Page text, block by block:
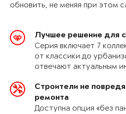
обновить, не меняя при этом
Лучшее решение для
Серия включает 7
от классики до
отвечают актуальным
Строители не
ремонта
Доступна опция «без